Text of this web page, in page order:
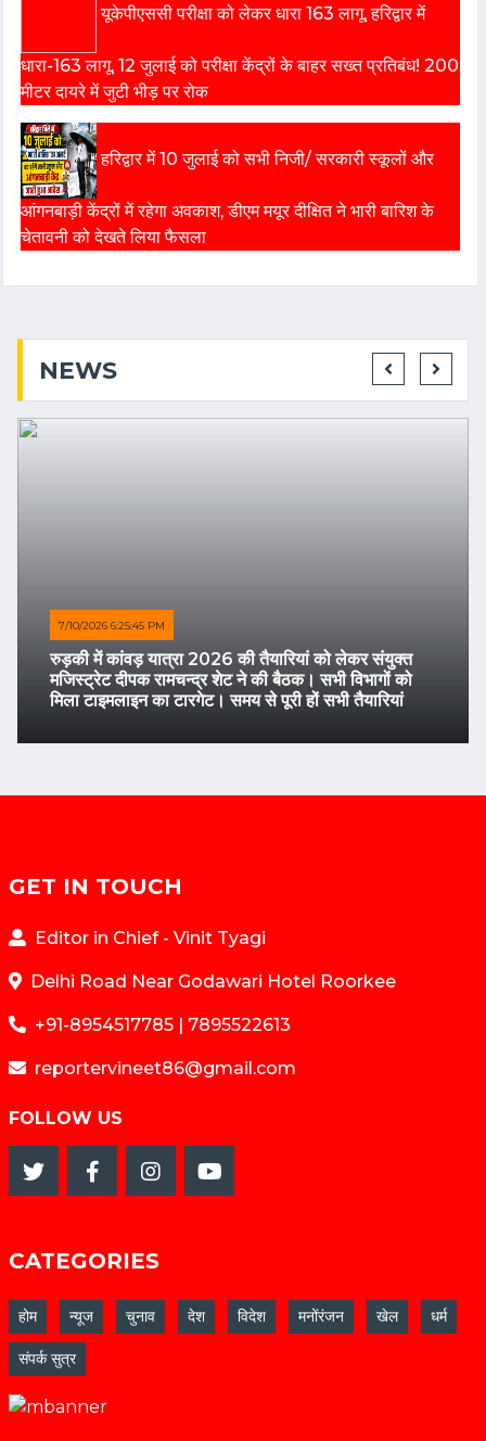
यूकेपीएससी परीक्षा को लेकर धारा 163 लागू, हरिद्वार में
धारा-163 लागू, 12 जुलाई को परीक्षा केंद्रों के बाहर सख्त प्रतिबंध! 200
मीटर दायरे में जुटी भीड़ पर रोक
हरिद्वार में 10 जुलाई को सभी निजी/ सरकारी स्कूलों और
आंगनबाड़ी केंद्रों में रहेगा अवकाश, डीएम मयूर दीक्षित ने भारी बारिश के
चेतावनी को देखते लिया फैसला
NEWS
7/10/2026 6:25:45 PM
रुड़की में कांवड़ यात्रा 2026 की तैयारियां को लेकर संयुक्त
मजिस्ट्रेट दीपक रामचन्द्र शेट ने की बैठक। सभी विभागों को
मिला टाइमलाइन का टारगेट। समय से पूरी हों सभी तैयारियां
GET IN TOUCH
Editor in Chief - Vinit Tyagi
Delhi Road Near Godawari Hotel Roorkee
+91-8954517785 | 7895522613
reportervineet86@gmail.com
FOLLOW US
CATEGORIES
होम न्यूज चुनाव देश विदेश मनोंरंजन खेल धर्म
संपर्क सुत्र